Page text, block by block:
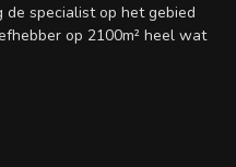
de specialist op het gebied
op 2100m² heel wat